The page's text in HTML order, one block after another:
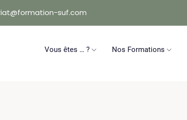
suf.com
Vous êtes … ? Nos Formations